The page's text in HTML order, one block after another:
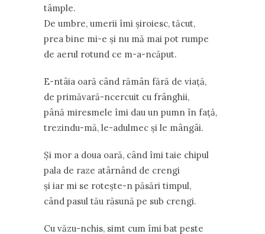
tâmple.
De umbre, umerii îmi şiroiesc, tăcut,
prea bine mi-e şi nu mă mai pot rumpe
de aerul rotund ce m-a-ncăput.
E-ntâia oară când rămân fără de viaţă,
de primăvară-ncercuit cu frânghii,
până miresmele îmi dau un pumn în faţă,
trezindu-mă, le-adulmec şi le mângâi.
Şi mor a doua oară, când îmi taie chipul
pala de raze atârnând de crengi
şi iar mi se roteşte-n păsări timpul,
când pasul tău răsună pe sub crengi.
Cu văzu-nchis, simt cum îmi bat peste